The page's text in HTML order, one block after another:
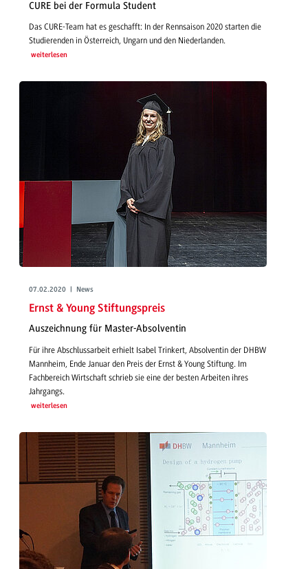
CURE bei der Formula Student
Das CURE-Team hat es geschafft: In der Rennsaison 2020 starten die
Studierenden in Österreich, Ungarn und den Niederlanden.
weiterlesen
07.02.2020 | News
Ernst & Young Stiftungspreis
Auszeichnung für Master-Absolventin
Für ihre Abschlussarbeit erhielt Isabel Trinkert, Absolventin der DHBW
Mannheim, Ende Januar den Preis der Ernst & Young Stiftung. Im
Fachbereich Wirtschaft schrieb sie eine der besten Arbeiten ihres
Jahrgangs.
weiterlesen